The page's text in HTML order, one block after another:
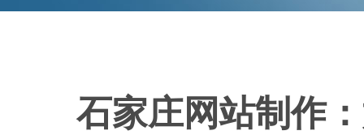
石家庄网站制作